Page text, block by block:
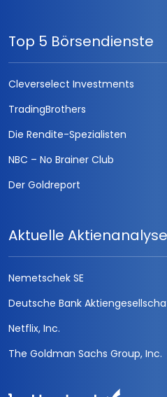
Top 5 Börsendienste
Cleverselect Investments
TradingBrothers
Die Rendite-Spezialisten
NBC – No Brainer Club
Der Goldreport
Aktuelle
Nemetschek SE
Deutsche Bank
Netflix, Inc.
The Goldman Sachs Group, Inc.